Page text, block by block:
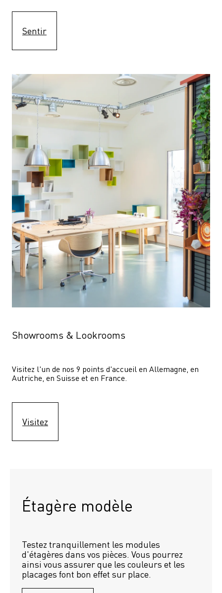
Sentir
Showrooms & Lookrooms
Visitez l'un de nos 9 points d'accueil en Allemagne, en
Autriche, en Suisse et en France.
Visitez
Étagère modèle
Testez tranquillement les modules
d'étagères dans vos pièces. Vous pourrez
ainsi vous assurer que les couleurs et les
placages font bon effet sur place.